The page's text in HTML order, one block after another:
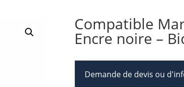
Compatible
Encre noire –
Demande de devis ou